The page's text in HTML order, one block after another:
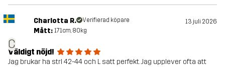
C
Charlotta R. Verifierad köpare 13 juli 2026
Mått: 171cm, 80kg
Väldigt nöjd!
Jag brukar ha strl 42-44 och L satt perfekt. Jag upplever ofta att